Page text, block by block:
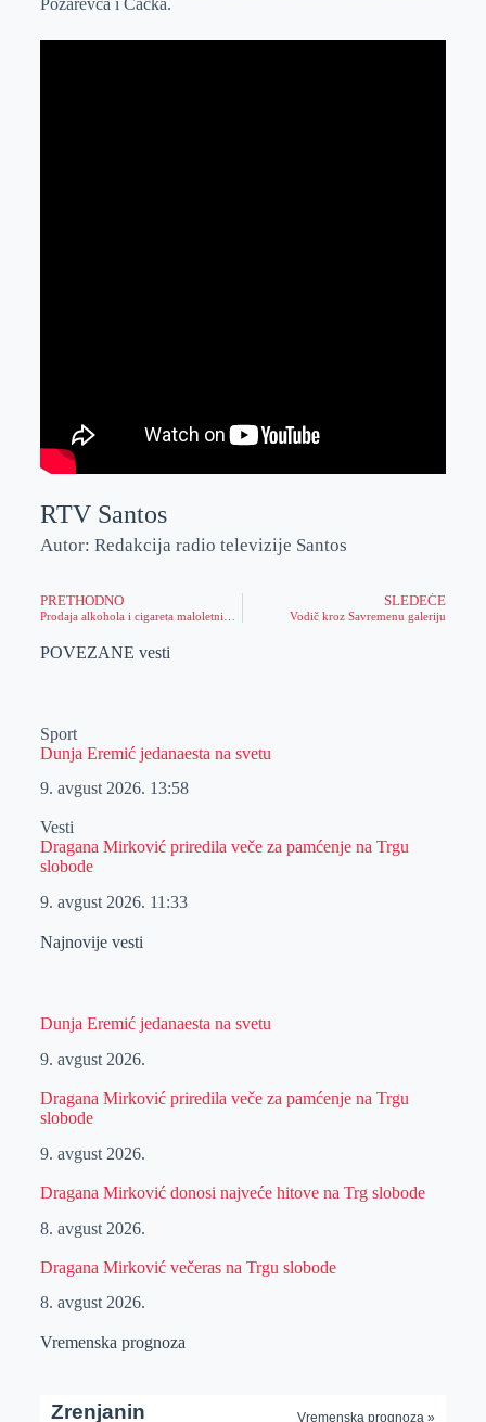
Požarevca i Čačka.
RTV Santos
Autor: Redakcija radio televizije Santos
PRETHODNO SLEDEĆE
Vodič kroz Savremenu galeriju
POVEZANE vesti
Sport
Dunja Eremić jedanaesta na svetu
9. avgust 2026. 13:58
Vesti
Dragana Mirković priredila veče za pamćenje na Trgu
slobode
9. avgust 2026. 11:33
Najnovije vesti
Dunja Eremić jedanaesta na svetu
9. avgust 2026.
Dragana Mirković priredila veče za pamćenje na Trgu
slobode
9. avgust 2026.
Dragana Mirković donosi najveće hitove na Trg slobode
8. avgust 2026.
Dragana Mirković večeras na Trgu slobode
8. avgust 2026.
Vremenska prognoza